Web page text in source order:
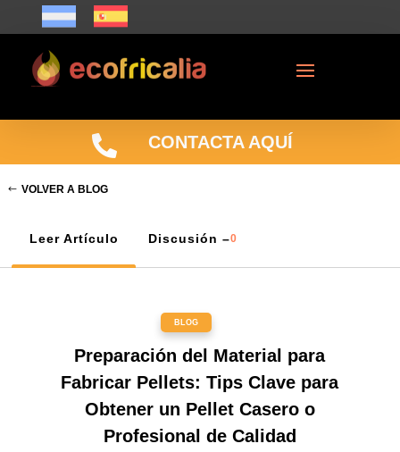
 CONTACTA AQUÍ
VOLVER A BLOG
Leer Artículo Discusión –0
BLOG
Preparación del Material para
Fabricar Pellets: Tips Clave para
Obtener un Pellet Casero o
Profesional de Calidad